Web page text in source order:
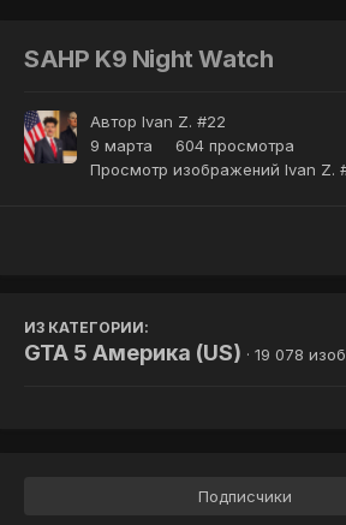
SAHP K9 Night Watch
Автор Ivan Z. #22
9 марта
604 просмотра
Просмотр изображений Ivan Z.
ИЗ КАТЕГОРИИ:
GTA 5 Америка (US) · 19 078
Подписчики